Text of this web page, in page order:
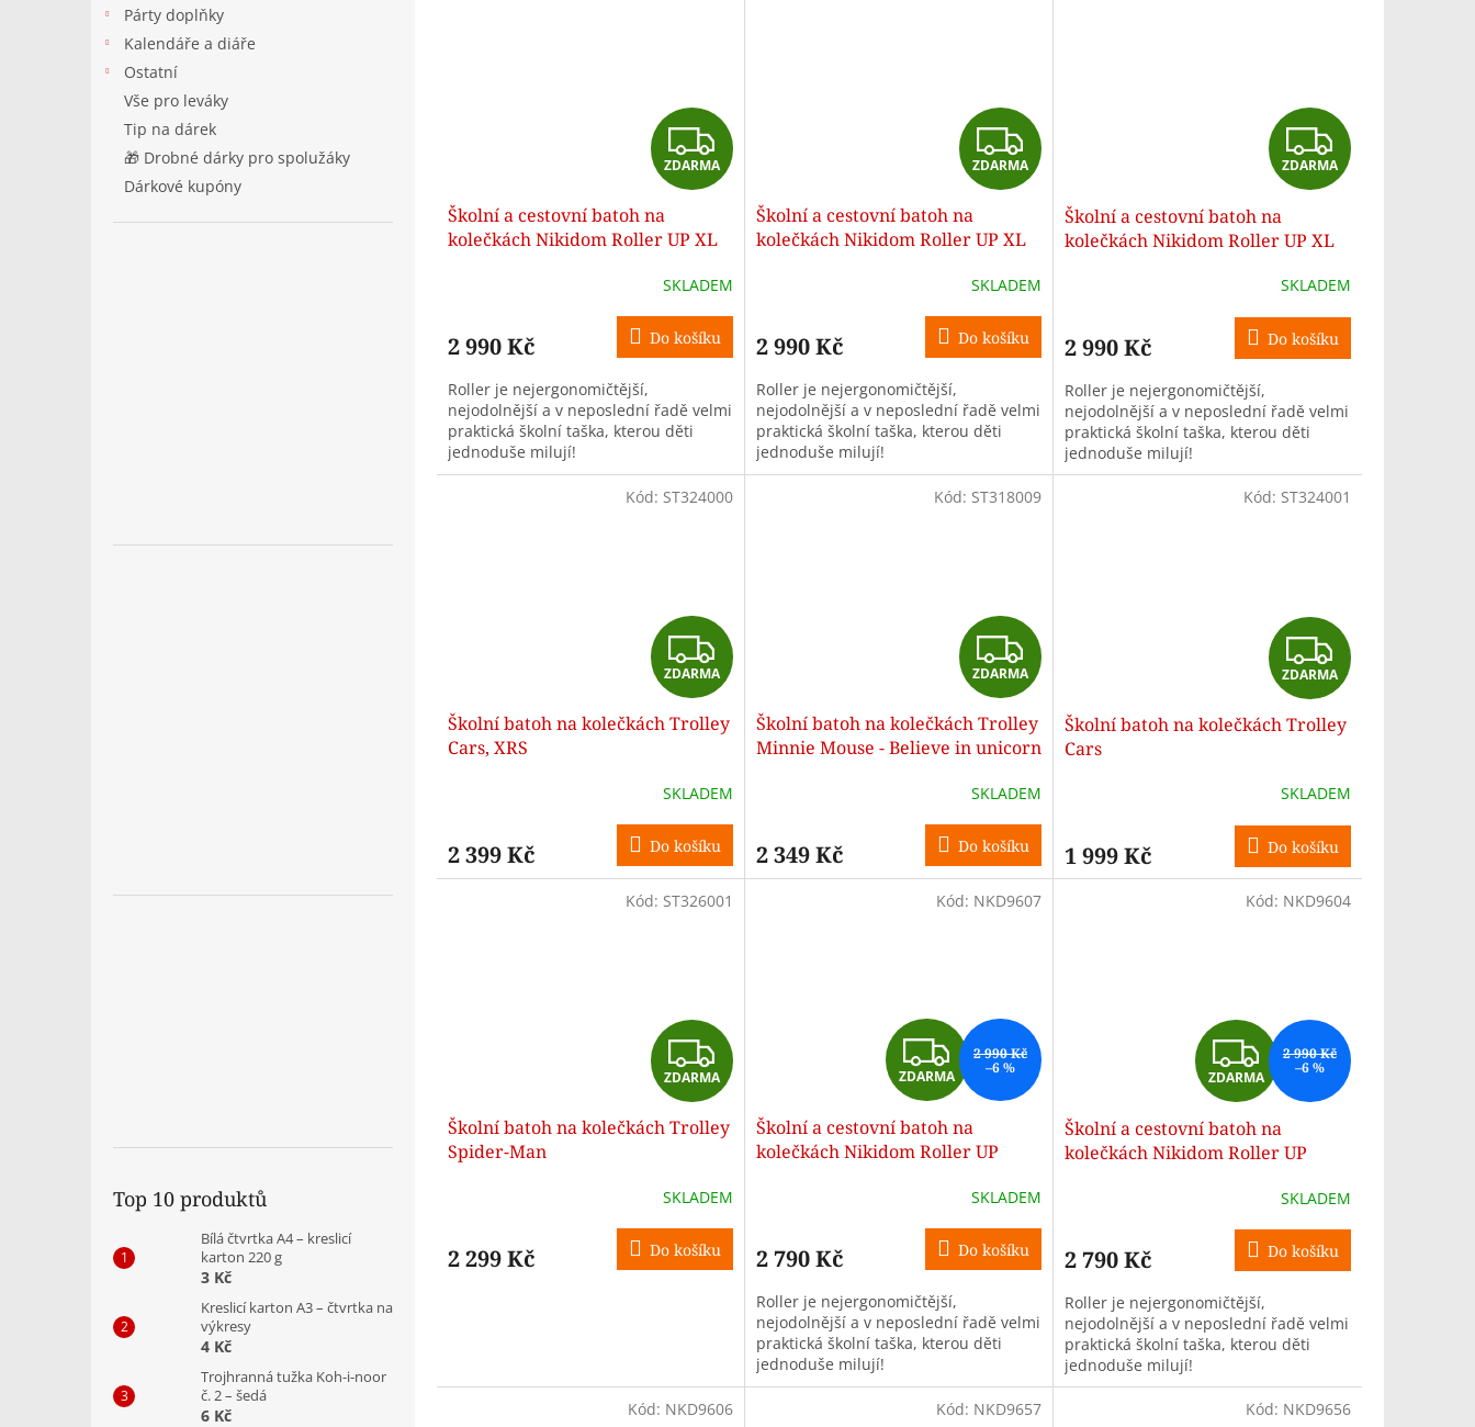
Párty doplňky
Kalendáře a diáře
Ostatní
Vše pro leváky
Tip na dárek
🎁 Drobné dárky pro spolužáky
Dárkové kupóny
Top 10 produktů
Bílá čtvrtka A4 – kreslicí
karton 220 g
3 Kč
Kreslicí karton A3 – čtvrtka na
výkresy
4 Kč
Trojhranná tužka Koh-i-noor
č. 2 – šedá
6 Kč
Z
D
A
R
M
A
ZDARMA
Školní a cestovní batoh na
kolečkách Nikidom Roller UP XL
SKLADEM
2 990 Kč Do košíku
Roller je nejergonomičtější,
nejodolnější a v neposlední řadě velmi
praktická školní taška, kterou děti
jednoduše milují!
Z
D
A
R
M
A
ZDARMA
Školní a cestovní batoh na
kolečkách Nikidom Roller UP XL
SKLADEM
2 990 Kč Do košíku
Roller je nejergonomičtější,
nejodolnější a v neposlední řadě velmi
praktická školní taška, kterou děti
jednoduše milují!
Z
D
A
R
M
A
ZDARMA
Školní a cestovní batoh na
kolečkách Nikidom Roller UP XL
SKLADEM
2 990 Kč Do košíku
Roller je nejergonomičtější,
nejodolnější a v neposlední řadě velmi
praktická školní taška, kterou děti
jednoduše milují!
Z
D
A
R
M
A
ZDARMA
Školní batoh na kolečkách Trolley
Cars, XRS
SKLADEM
2 399 Kč Do košíku
Kód: ST324000
Z
D
A
R
M
A
ZDARMA
Školní batoh na kolečkách Trolley
Minnie Mouse - Believe in unicorn
SKLADEM
2 349 Kč Do košíku
Kód: ST318009
Z
D
A
R
M
A
ZDARMA
Školní batoh na kolečkách Trolley
Cars
SKLADEM
1 999 Kč Do košíku
Kód: ST324001
Z
D
A
R
M
A
ZDARMA
Školní batoh na kolečkách Trolley
Spider-Man
SKLADEM
2 299 Kč Do košíku
Kód: ST326001
Z
D
A
R
M
A
ZDARMA
2 990 Kč
–6 %
Školní a cestovní batoh na
kolečkách Nikidom Roller UP
SKLADEM
2 790 Kč Do košíku
Roller je nejergonomičtější,
nejodolnější a v neposlední řadě velmi
praktická školní taška, kterou děti
jednoduše milují!
Kód: NKD9607
Z
D
A
R
M
A
ZDARMA
2 990 Kč
–6 %
Školní a cestovní batoh na
kolečkách Nikidom Roller UP
SKLADEM
2 790 Kč Do košíku
Roller je nejergonomičtější,
nejodolnější a v neposlední řadě velmi
praktická školní taška, kterou děti
jednoduše milují!
Kód: NKD9604
Kód: NKD9606 Kód: NKD9657 Kód: NKD9656